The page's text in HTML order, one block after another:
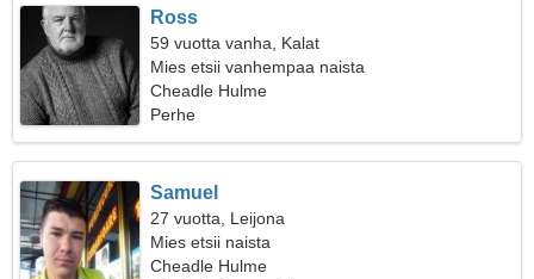
Ross
59 vuotta vanha, Kalat
Mies etsii vanhempaa naista
Cheadle Hulme
Perhe
Samuel
27 vuotta, Leijona
Mies etsii naista
Cheadle Hulme